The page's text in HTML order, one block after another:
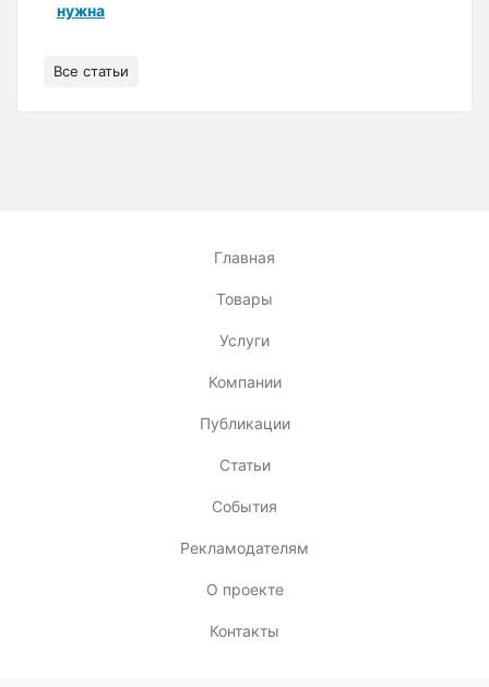
нужна
Все статьи
Главная
Товары
Услуги
Компании
Публикации
Статьи
События
Рекламодателям
О проекте
Контакты